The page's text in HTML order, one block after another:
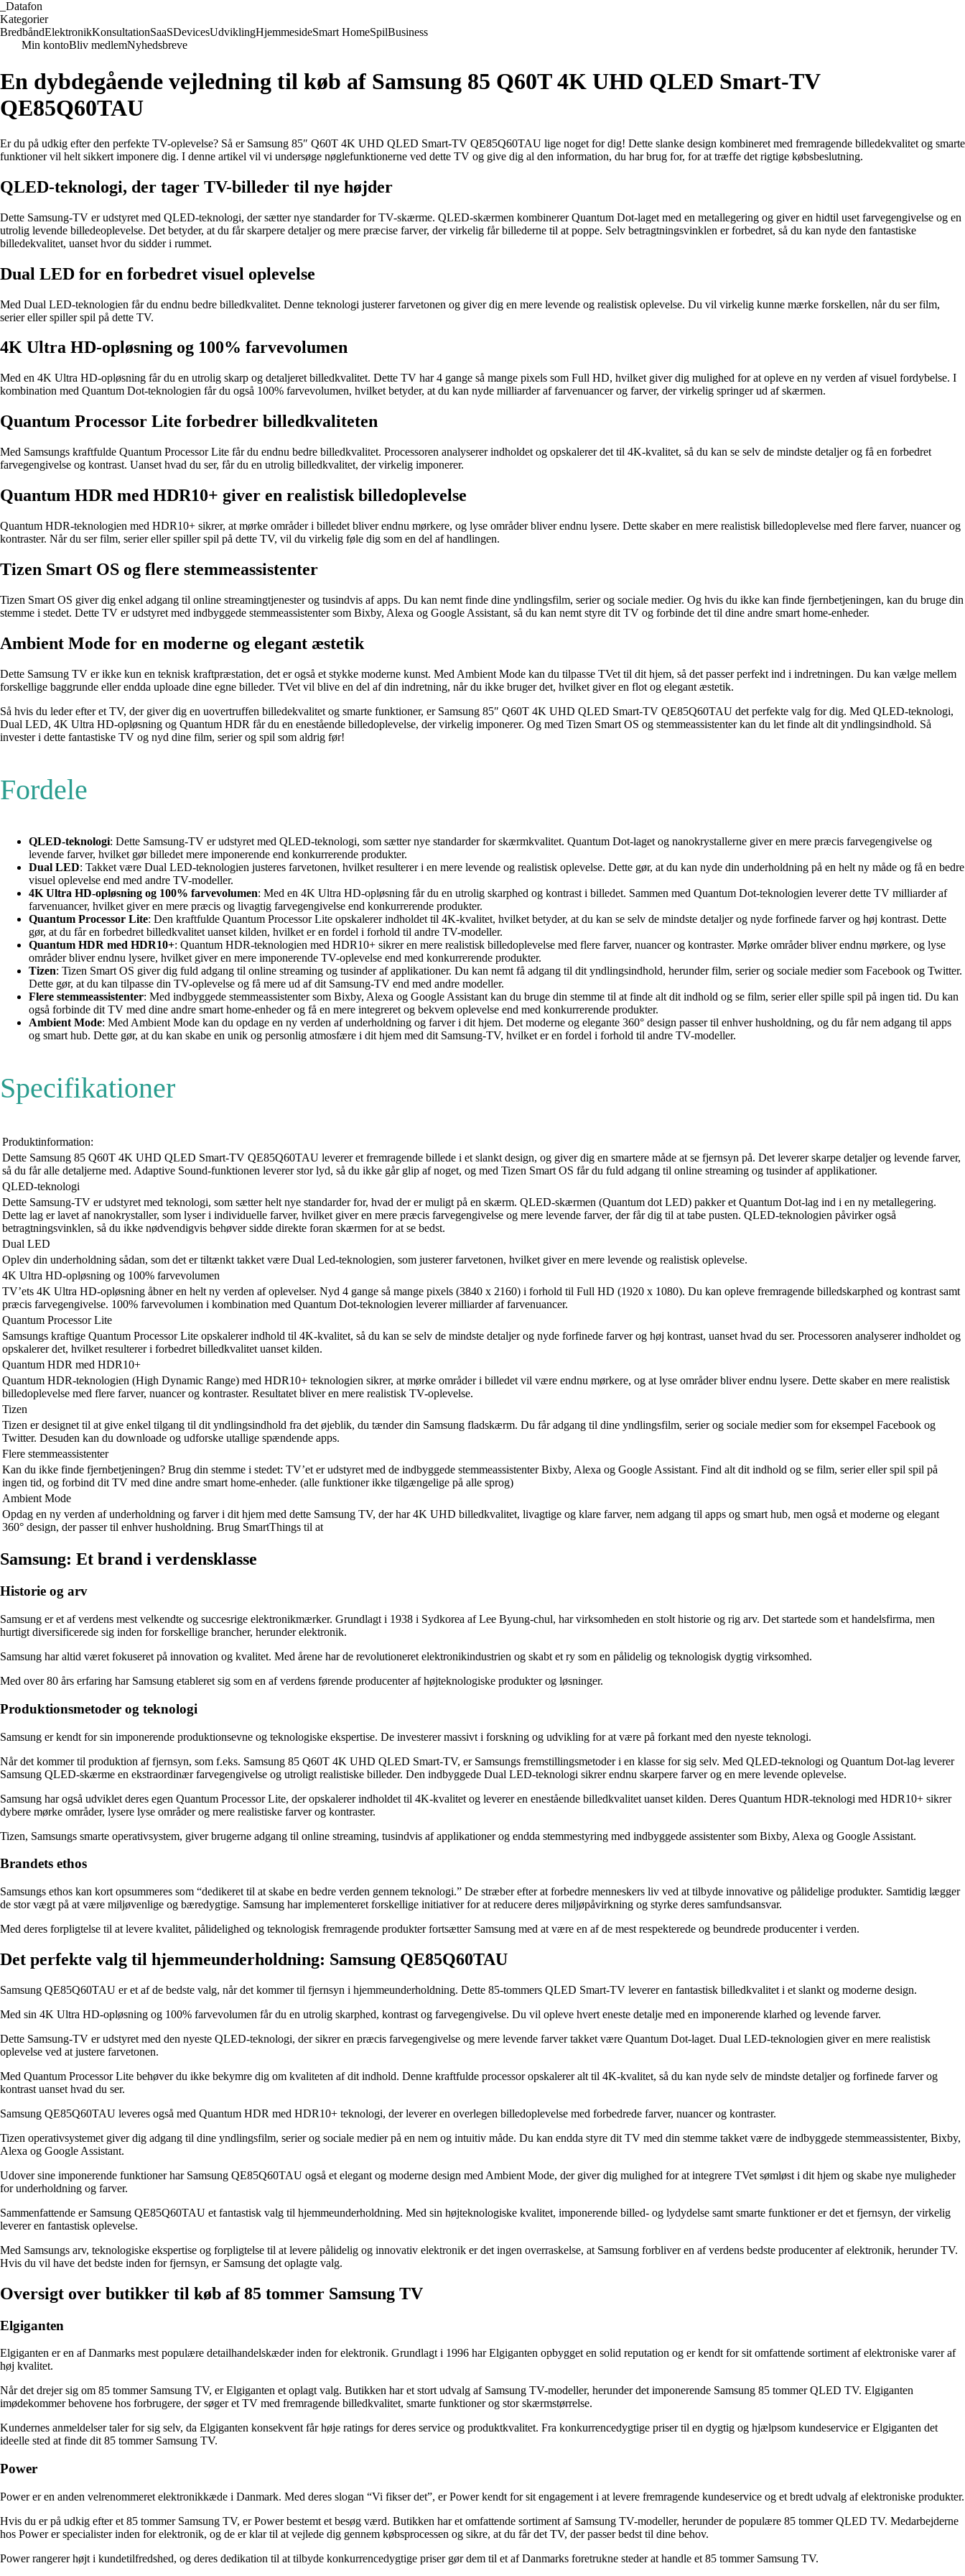
Datafon
Kategorier
BredbåndElektronikKonsultationSaaSDevicesUdviklingHjemmesideSmart HomeSpilBusiness
Min kontoBliv medlemNyhedsbreve
En dybdegående vejledning til køb af Samsung 85 Q60T 4K UHD QLED Smart-TV
QE85Q60TAU
Er du på udkig efter den perfekte TV-oplevelse? Så er Samsung 85″ Q60T 4K UHD QLED Smart-TV QE85Q60TAU lige noget for dig! Dette slanke design kombineret med fremragende billedekvalitet og smarte
funktioner vil helt sikkert imponere dig. I denne artikel vil vi undersøge nøglefunktionerne ved dette TV og give dig al den information, du har brug for, for at træffe det rigtige købsbeslutning.
QLED-teknologi, der tager TV-billeder til nye højder
Dette Samsung-TV er udstyret med QLED-teknologi, der sætter nye standarder for TV-skærme. QLED-skærmen kombinerer Quantum Dot-laget med en metallegering og giver en hidtil uset farvegengivelse og en
utrolig levende billedeoplevelse. Det betyder, at du får skarpere detaljer og mere præcise farver, der virkelig får billederne til at poppe. Selv betragtningsvinklen er forbedret, så du kan nyde den fantastiske
billedekvalitet, uanset hvor du sidder i rummet.
Dual LED for en forbedret visuel oplevelse
Med Dual LED-teknologien får du endnu bedre billedkvalitet. Denne teknologi justerer farvetonen og giver dig en mere levende og realistisk oplevelse. Du vil virkelig kunne mærke forskellen, når du ser film,
serier eller spiller spil på dette TV.
4K Ultra HD-opløsning og 100% farvevolumen
Med en 4K Ultra HD-opløsning får du en utrolig skarp og detaljeret billedkvalitet. Dette TV har 4 gange så mange pixels som Full HD, hvilket giver dig mulighed for at opleve en ny verden af visuel fordybelse. I
kombination med Quantum Dot-teknologien får du også 100% farvevolumen, hvilket betyder, at du kan nyde milliarder af farvenuancer og farver, der virkelig springer ud af skærmen.
Quantum Processor Lite forbedrer billedkvaliteten
Med Samsungs kraftfulde Quantum Processor Lite får du endnu bedre billedkvalitet. Processoren analyserer indholdet og opskalerer det til 4K-kvalitet, så du kan se selv de mindste detaljer og få en forbedret
farvegengivelse og kontrast. Uanset hvad du ser, får du en utrolig billedkvalitet, der virkelig imponerer.
Quantum HDR med HDR10+ giver en realistisk billedoplevelse
Quantum HDR-teknologien med HDR10+ sikrer, at mørke områder i billedet bliver endnu mørkere, og lyse områder bliver endnu lysere. Dette skaber en mere realistisk billedoplevelse med flere farver, nuancer og
kontraster. Når du ser film, serier eller spiller spil på dette TV, vil du virkelig føle dig som en del af handlingen.
Tizen Smart OS og flere stemmeassistenter
Tizen Smart OS giver dig enkel adgang til online streamingtjenester og tusindvis af apps. Du kan nemt finde dine yndlingsfilm, serier og sociale medier. Og hvis du ikke kan finde fjernbetjeningen, kan du bruge din
stemme i stedet. Dette TV er udstyret med indbyggede stemmeassistenter som Bixby, Alexa og Google Assistant, så du kan nemt styre dit TV og forbinde det til dine andre smart home-enheder.
Ambient Mode for en moderne og elegant æstetik
Dette Samsung TV er ikke kun en teknisk kraftpræstation, det er også et stykke moderne kunst. Med Ambient Mode kan du tilpasse TVet til dit hjem, så det passer perfekt ind i indretningen. Du kan vælge mellem
forskellige baggrunde eller endda uploade dine egne billeder. TVet vil blive en del af din indretning, når du ikke bruger det, hvilket giver en flot og elegant æstetik.
Så hvis du leder efter et TV, der giver dig en uovertruffen billedekvalitet og smarte funktioner, er Samsung 85″ Q60T 4K UHD QLED Smart-TV QE85Q60TAU det perfekte valg for dig. Med QLED-teknologi,
Dual LED, 4K Ultra HD-opløsning og Quantum HDR får du en enestående billedoplevelse, der virkelig imponerer. Og med Tizen Smart OS og stemmeassistenter kan du let finde alt dit yndlingsindhold. Så
invester i dette fantastiske TV og nyd dine film, serier og spil som aldrig før!
Fordele
QLED-teknologi: Dette Samsung-TV er udstyret med QLED-teknologi, som sætter nye standarder for skærmkvalitet. Quantum Dot-laget og nanokrystallerne giver en mere præcis farvegengivelse og
levende farver, hvilket gør billedet mere imponerende end konkurrerende produkter.
Dual LED: Takket være Dual LED-teknologien justeres farvetonen, hvilket resulterer i en mere levende og realistisk oplevelse. Dette gør, at du kan nyde din underholdning på en helt ny måde og få en bedre
visuel oplevelse end med andre TV-modeller.
4K Ultra HD-opløsning og 100% farvevolumen: Med en 4K Ultra HD-opløsning får du en utrolig skarphed og kontrast i billedet. Sammen med Quantum Dot-teknologien leverer dette TV milliarder af
farvenuancer, hvilket giver en mere præcis og livagtig farvegengivelse end konkurrerende produkter.
Quantum Processor Lite: Den kraftfulde Quantum Processor Lite opskalerer indholdet til 4K-kvalitet, hvilket betyder, at du kan se selv de mindste detaljer og nyde forfinede farver og høj kontrast. Dette
gør, at du får en forbedret billedkvalitet uanset kilden, hvilket er en fordel i forhold til andre TV-modeller.
Quantum HDR med HDR10+: Quantum HDR-teknologien med HDR10+ sikrer en mere realistisk billedoplevelse med flere farver, nuancer og kontraster. Mørke områder bliver endnu mørkere, og lyse
områder bliver endnu lysere, hvilket giver en mere imponerende TV-oplevelse end med konkurrerende produkter.
Tizen: Tizen Smart OS giver dig fuld adgang til online streaming og tusinder af applikationer. Du kan nemt få adgang til dit yndlingsindhold, herunder film, serier og sociale medier som Facebook og Twitter.
Dette gør, at du kan tilpasse din TV-oplevelse og få mere ud af dit Samsung-TV end med andre modeller.
Flere stemmeassistenter: Med indbyggede stemmeassistenter som Bixby, Alexa og Google Assistant kan du bruge din stemme til at finde alt dit indhold og se film, serier eller spille spil på ingen tid. Du kan
også forbinde dit TV med dine andre smart home-enheder og få en mere integreret og bekvem oplevelse end med konkurrerende produkter.
Ambient Mode: Med Ambient Mode kan du opdage en ny verden af underholdning og farver i dit hjem. Det moderne og elegante 360° design passer til enhver husholdning, og du får nem adgang til apps
og smart hub. Dette gør, at du kan skabe en unik og personlig atmosfære i dit hjem med dit Samsung-TV, hvilket er en fordel i forhold til andre TV-modeller.
Specifikationer
Produktinformation:
Dette Samsung 85 Q60T 4K UHD QLED Smart-TV QE85Q60TAU leverer et fremragende billede i et slankt design, og giver dig en smartere måde at se fjernsyn på. Det leverer skarpe detaljer og levende farver,
så du får alle detaljerne med. Adaptive Sound-funktionen leverer stor lyd, så du ikke går glip af noget, og med Tizen Smart OS får du fuld adgang til online streaming og tusinder af applikationer.
QLED-teknologi
Dette Samsung-TV er udstyret med teknologi, som sætter helt nye standarder for, hvad der er muligt på en skærm. QLED-skærmen (Quantum dot LED) pakker et Quantum Dot-lag ind i en ny metallegering.
Dette lag er lavet af nanokrystaller, som lyser i individuelle farver, hvilket giver en mere præcis farvegengivelse og mere levende farver, der får dig til at tabe pusten. QLED-teknologien påvirker også
betragtningsvinklen, så du ikke nødvendigvis behøver sidde direkte foran skærmen for at se bedst.
Dual LED
Oplev din underholdning sådan, som det er tiltænkt takket være Dual Led-teknologien, som justerer farvetonen, hvilket giver en mere levende og realistisk oplevelse.
4K Ultra HD-opløsning og 100% farvevolumen
TV’ets 4K Ultra HD-opløsning åbner en helt ny verden af oplevelser. Nyd 4 gange så mange pixels (3840 x 2160) i forhold til Full HD (1920 x 1080). Du kan opleve fremragende billedskarphed og kontrast samt
præcis farvegengivelse. 100% farvevolumen i kombination med Quantum Dot-teknologien leverer milliarder af farvenuancer.
Quantum Processor Lite
Samsungs kraftige Quantum Processor Lite opskalerer indhold til 4K-kvalitet, så du kan se selv de mindste detaljer og nyde forfinede farver og høj kontrast, uanset hvad du ser. Processoren analyserer indholdet og
opskalerer det, hvilket resulterer i forbedret billedkvalitet uanset kilden.
Quantum HDR med HDR10+
Quantum HDR-teknologien (High Dynamic Range) med HDR10+ teknologien sikrer, at mørke områder i billedet vil være endnu mørkere, og at lyse områder bliver endnu lysere. Dette skaber en mere realistisk
billedoplevelse med flere farver, nuancer og kontraster. Resultatet bliver en mere realistisk TV-oplevelse.
Tizen
Tizen er designet til at give enkel tilgang til dit yndlingsindhold fra det øjeblik, du tænder din Samsung fladskærm. Du får adgang til dine yndlingsfilm, serier og sociale medier som for eksempel Facebook og
Twitter. Desuden kan du downloade og udforske utallige spændende apps.
Flere stemmeassistenter
Kan du ikke finde fjernbetjeningen? Brug din stemme i stedet: TV’et er udstyret med de indbyggede stemmeassistenter Bixby, Alexa og Google Assistant. Find alt dit indhold og se film, serier eller spil spil på
ingen tid, og forbind dit TV med dine andre smart home-enheder. (alle funktioner ikke tilgængelige på alle sprog)
Ambient Mode
Opdag en ny verden af underholdning og farver i dit hjem med dette Samsung TV, der har 4K UHD billedkvalitet, livagtige og klare farver, nem adgang til apps og smart hub, men også et moderne og elegant
360° design, der passer til enhver husholdning. Brug SmartThings til at
Samsung: Et brand i verdensklasse
Historie og arv
Samsung er et af verdens mest velkendte og succesrige elektronikmærker. Grundlagt i 1938 i Sydkorea af Lee Byung-chul, har virksomheden en stolt historie og rig arv. Det startede som et handelsfirma, men
hurtigt diversificerede sig inden for forskellige brancher, herunder elektronik.
Samsung har altid været fokuseret på innovation og kvalitet. Med årene har de revolutioneret elektronikindustrien og skabt et ry som en pålidelig og teknologisk dygtig virksomhed.
Med over 80 års erfaring har Samsung etableret sig som en af verdens førende producenter af højteknologiske produkter og løsninger.
Produktionsmetoder og teknologi
Samsung er kendt for sin imponerende produktionsevne og teknologiske ekspertise. De investerer massivt i forskning og udvikling for at være på forkant med den nyeste teknologi.
Når det kommer til produktion af fjernsyn, som f.eks. Samsung 85 Q60T 4K UHD QLED Smart-TV, er Samsungs fremstillingsmetoder i en klasse for sig selv. Med QLED-teknologi og Quantum Dot-lag leverer
Samsung QLED-skærme en ekstraordinær farvegengivelse og utroligt realistiske billeder. Den indbyggede Dual LED-teknologi sikrer endnu skarpere farver og en mere levende oplevelse.
Samsung har også udviklet deres egen Quantum Processor Lite, der opskalerer indholdet til 4K-kvalitet og leverer en enestående billedkvalitet uanset kilden. Deres Quantum HDR-teknologi med HDR10+ sikrer
dybere mørke områder, lysere lyse områder og mere realistiske farver og kontraster.
Tizen, Samsungs smarte operativsystem, giver brugerne adgang til online streaming, tusindvis af applikationer og endda stemmestyring med indbyggede assistenter som Bixby, Alexa og Google Assistant.
Brandets ethos
Samsungs ethos kan kort opsummeres som “dedikeret til at skabe en bedre verden gennem teknologi.” De stræber efter at forbedre menneskers liv ved at tilbyde innovative og pålidelige produkter. Samtidig lægger
de stor vægt på at være miljøvenlige og bæredygtige. Samsung har implementeret forskellige initiativer for at reducere deres miljøpåvirkning og styrke deres samfundsansvar.
Med deres forpligtelse til at levere kvalitet, pålidelighed og teknologisk fremragende produkter fortsætter Samsung med at være en af de mest respekterede og beundrede producenter i verden.
Det perfekte valg til hjemmeunderholdning: Samsung QE85Q60TAU
Samsung QE85Q60TAU er et af de bedste valg, når det kommer til fjernsyn i hjemmeunderholdning. Dette 85-tommers QLED Smart-TV leverer en fantastisk billedkvalitet i et slankt og moderne design.
Med sin 4K Ultra HD-opløsning og 100% farvevolumen får du en utrolig skarphed, kontrast og farvegengivelse. Du vil opleve hvert eneste detalje med en imponerende klarhed og levende farver.
Dette Samsung-TV er udstyret med den nyeste QLED-teknologi, der sikrer en præcis farvegengivelse og mere levende farver takket være Quantum Dot-laget. Dual LED-teknologien giver en mere realistisk
oplevelse ved at justere farvetonen.
Med Quantum Processor Lite behøver du ikke bekymre dig om kvaliteten af dit indhold. Denne kraftfulde processor opskalerer alt til 4K-kvalitet, så du kan nyde selv de mindste detaljer og forfinede farver og
kontrast uanset hvad du ser.
Samsung QE85Q60TAU leveres også med Quantum HDR med HDR10+ teknologi, der leverer en overlegen billedoplevelse med forbedrede farver, nuancer og kontraster.
Tizen operativsystemet giver dig adgang til dine yndlingsfilm, serier og sociale medier på en nem og intuitiv måde. Du kan endda styre dit TV med din stemme takket være de indbyggede stemmeassistenter, Bixby,
Alexa og Google Assistant.
Udover sine imponerende funktioner har Samsung QE85Q60TAU også et elegant og moderne design med Ambient Mode, der giver dig mulighed for at integrere TVet sømløst i dit hjem og skabe nye muligheder
for underholdning og farver.
Sammenfattende er Samsung QE85Q60TAU et fantastisk valg til hjemmeunderholdning. Med sin højteknologiske kvalitet, imponerende billed- og lydydelse samt smarte funktioner er det et fjernsyn, der virkelig
leverer en fantastisk oplevelse.
Med Samsungs arv, teknologiske ekspertise og forpligtelse til at levere pålidelig og innovativ elektronik er det ingen overraskelse, at Samsung forbliver en af verdens bedste producenter af elektronik, herunder TV.
Hvis du vil have det bedste inden for fjernsyn, er Samsung det oplagte valg.
Oversigt over butikker til køb af 85 tommer Samsung TV
Elgiganten
Elgiganten er en af Danmarks mest populære detailhandelskæder inden for elektronik. Grundlagt i 1996 har Elgiganten opbygget en solid reputation og er kendt for sit omfattende sortiment af elektroniske varer af
høj kvalitet.
Når det drejer sig om 85 tommer Samsung TV, er Elgiganten et oplagt valg. Butikken har et stort udvalg af Samsung TV-modeller, herunder det imponerende Samsung 85 tommer QLED TV. Elgiganten
imødekommer behovene hos forbrugere, der søger et TV med fremragende billedkvalitet, smarte funktioner og stor skærmstørrelse.
Kundernes anmeldelser taler for sig selv, da Elgiganten konsekvent får høje ratings for deres service og produktkvalitet. Fra konkurrencedygtige priser til en dygtig og hjælpsom kundeservice er Elgiganten det
ideelle sted at finde dit 85 tommer Samsung TV.
Power
Power er en anden velrenommeret elektronikkæde i Danmark. Med deres slogan “Vi fikser det”, er Power kendt for sit engagement i at levere fremragende kundeservice og et bredt udvalg af elektroniske produkter.
Hvis du er på udkig efter et 85 tommer Samsung TV, er Power bestemt et besøg værd. Butikken har et omfattende sortiment af Samsung TV-modeller, herunder de populære 85 tommer QLED TV. Medarbejderne
hos Power er specialister inden for elektronik, og de er klar til at vejlede dig gennem købsprocessen og sikre, at du får det TV, der passer bedst til dine behov.
Power rangerer højt i kundetilfredshed, og deres dedikation til at tilbyde konkurrencedygtige priser gør dem til et af Danmarks foretrukne steder at handle et 85 tommer Samsung TV.